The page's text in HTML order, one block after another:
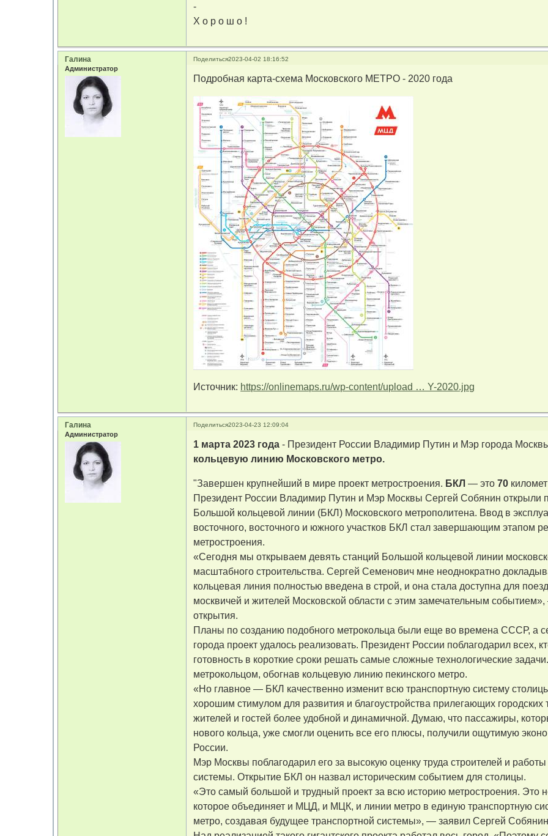
-
Х о р о ш о !
Поделиться2023-04-02 18:16:52
Галина
Администратор
Подробная карта-схема Московского МЕТРО - 2020 года
Источник: https://onlinemaps.ru/wp-content/upload … Y-2020.jpg
Поделиться2023-04-23 12:09:04
Галина
Администратор
1 марта 2023 года - Президент России Владимир Путин и Мэр города
кольцевую линию Московского метро.
"Завершен крупнейший в мире проект метростроения. БКЛ — это70
Президент России Владимир Путин и Мэр Москвы Сергей Собянин открыли
Большой кольцевой линии (БКЛ) Московского метрополитена. Ввод в
восточного, восточного и южного участков БКЛ стал завершающим этапом
метростроения.
«Сегодня мы открываем девять станций Большой кольцевой линии
масштабного строительства. Сергей Семенович мне неоднократно
кольцевая линия полностью введена в строй, и она стала доступна для
москвичей и жителей Московской области с этим замечательным
открытия.
Планы по созданию подобного метрокольца были еще во времена СССР, а
города проект удалось реализовать. Президент России поблагодарил всех,
готовность в короткие сроки решать самые сложные технологические
метрокольцом, обогнав кольцевую линию пекинского метро.
«Но главное — БКЛ качественно изменит всю транспортную систему
хорошим стимулом для развития и благоустройства прилегающих городских
жителей и гостей более удобной и динамичной. Думаю, что пассажиры,
нового кольца, уже смогли оценить все его плюсы, получили ощутимую
России.
Мэр Москвы поблагодарил его за высокую оценку труда строителей и
системы. Открытие БКЛ он назвал историческим событием для столицы.
«Это самый большой и трудный проект за всю историю метростроения. Это
которое объединяет и МЦД, и МЦК, и линии метро в единую транспортную
метро, создавая будущее транспортной системы», — заявил Сергей